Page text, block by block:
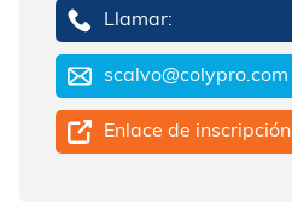
Llamar:
scalvo@colypro.com
Enlace de inscripción